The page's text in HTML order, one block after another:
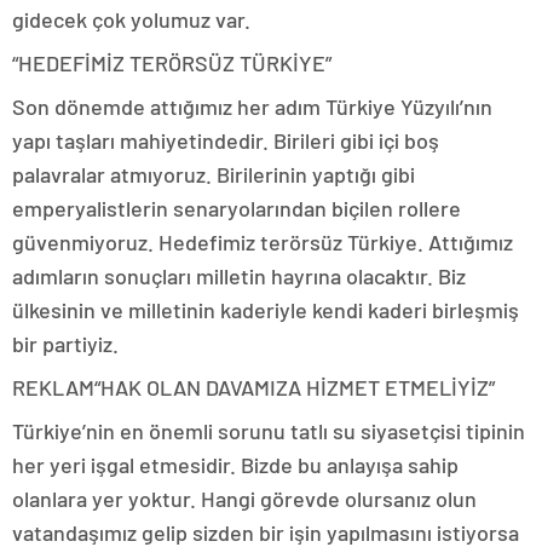
gidecek çok yolumuz var.
“HEDEFİMİZ TERÖRSÜZ TÜRKİYE”
Son dönemde attığımız her adım Türkiye Yüzyılı’nın
yapı taşları mahiyetindedir. Birileri gibi içi boş
palavralar atmıyoruz. Birilerinin yaptığı gibi
emperyalistlerin senaryolarından biçilen rollere
güvenmiyoruz. Hedefimiz terörsüz Türkiye. Attığımız
adımların sonuçları milletin hayrına olacaktır. Biz
ülkesinin ve milletinin kaderiyle kendi kaderi birleşmiş
bir partiyiz.
REKLAM“HAK OLAN DAVAMIZA HİZMET ETMELİYİZ”
Türkiye’nin en önemli sorunu tatlı su siyasetçisi tipinin
her yeri işgal etmesidir. Bizde bu anlayışa sahip
olanlara yer yoktur. Hangi görevde olursanız olun
vatandaşımız gelip sizden bir işin yapılmasını istiyorsa